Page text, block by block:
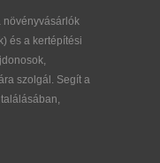
növényvásárlók
és a kertépítési
szolgál. Segít a